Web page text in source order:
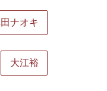
ナオキ
大江裕